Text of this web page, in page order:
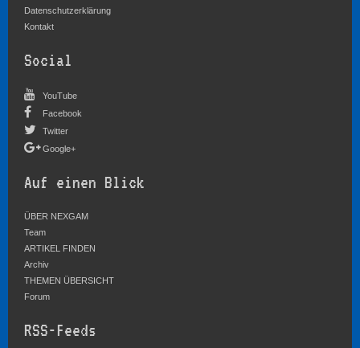
Datenschutzerklärung
Kontakt
Social
YouTube
Facebook
Twitter
Google+
Auf einen Blick
ÜBER NEXGAM
Team
ARTIKEL FINDEN
Archiv
THEMEN ÜBERSICHT
Forum
RSS-Feeds